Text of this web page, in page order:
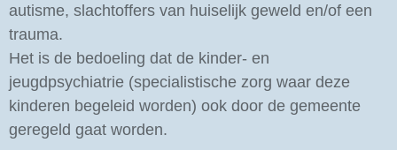
autisme, slachtoffers van huiselijk geweld en/of een
trauma.
Het is de bedoeling dat de kinder- en
jeugdpsychiatrie (specialistische zorg waar deze
kinderen begeleid worden) ook door de gemeente
geregeld gaat worden.